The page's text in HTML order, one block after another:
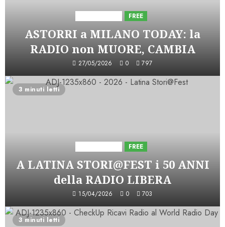
FREE
ASTORRI a MILANO TODAY: la
RADIO non MUORE, CAMBIA
27/05/2026 0 797
3 minuti letti
FREE
A LATINA STORI@FEST i 50 ANNI
della RADIO LIBERA
15/04/2026 0 703
3 minuti letti